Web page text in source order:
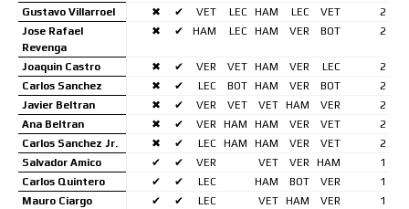
Gustavo Villarroel
✖ ✔ VET LEC HAM LEC VET
2
Jose Rafael
Revenga
✖ ✔ HAM LEC HAM VER BOT 2
Joaquin Castro ✖ ✔ VER VET HAM VER LEC
2
Carlos Sanchez
✖ ✔ LEC BOT HAM VER BOT
2
Javier Beltran
✖ ✔ VER VET VET HAM VER
2
Ana Beltran
✖ ✔ VER HAM HAM VER VET
2
Carlos Sanchez Jr.
✖ ✔ LEC HAM HAM VER VET
2
Salvador Amico
✔ ✔ VER VET VER HAM
1
Carlos Quintero
✔ ✔ LEC HAM BOT VER
1
Mauro Ciargo
✔ ✔ LEC VET HAM VER
1